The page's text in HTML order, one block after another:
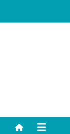
completas e